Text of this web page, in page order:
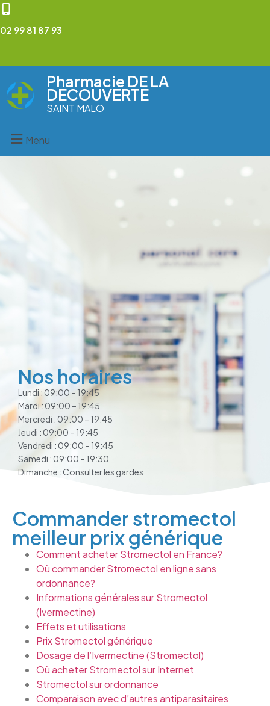
02 99 81 87 93
Pharmacie DE LA
DECOUVERTE
SAINT MALO
Menu
Nos horaires
Lundi : 09:00 – 19:45
Mardi : 09:00 – 19:45
Mercredi : 09:00 – 19:45
Jeudi : 09:00 – 19:45
Vendredi : 09:00 – 19:45
Samedi : 09:00 – 19:30
Dimanche : Consulter les gardes
Commander stromectol
meilleur prix générique
Comment acheter Stromectol en France?
Où commander Stromectol en ligne sans
ordonnance?
Informations générales sur Stromectol
(Ivermectine)
Effets et utilisations
Prix Stromectol générique
Dosage de l’Ivermectine (Stromectol)
Où acheter Stromectol sur Internet
Stromectol sur ordonnance
Comparaison avec d’autres antiparasitaires